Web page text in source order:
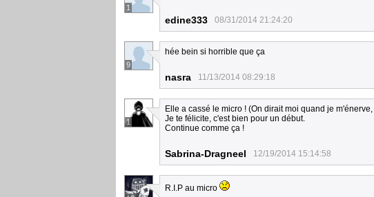
1
edine333 08/31/2014 21:24:20
9
hée bein si horrible que ça
nasra 11/13/2014 08:29:18
1
Elle a cassé le micro ! (On dirait moi quand je
Je te félicite, c'est bien pour un début.
Continue comme ça !
Sabrina-Dragneel 12/19/2014 15:14:58
R.I.P au micro